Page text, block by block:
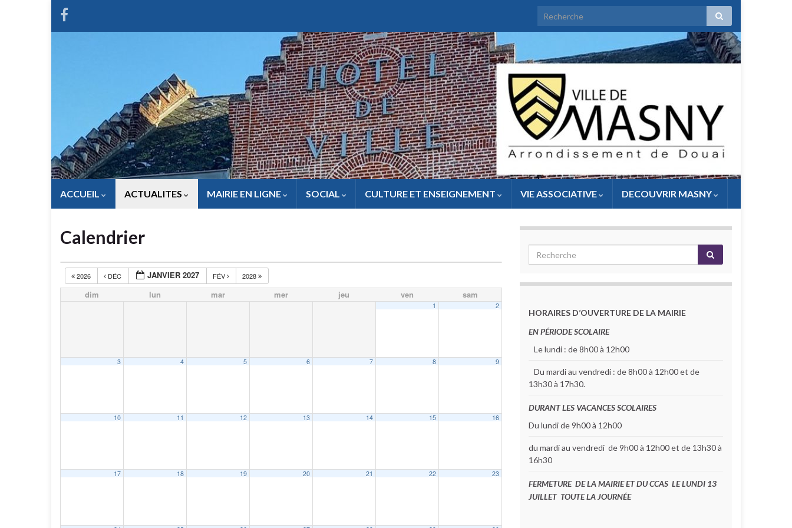
ACCUEIL ACTUALITES MAIRIE EN LIGNE SOCIAL CULTURE ET ENSEIGNEMENT VIE ASSOCIATIVE DECOUVRIR MASNY
Calendrier
2026 DÉC JANVIER 2027 FÉV 2028
dim lun mar mer jeu ven sam
1 2
3 4 5 6 7 8 9
10 11 12 13 14 15 16
17 18 19 20 21 22 23
HORAIRES D’OUVERTURE DE LA MAIRIE
EN PÉRIODE SCOLAIRE
Le lundi : de 8h00 à 12h00
Du mardi au vendredi : de 8h00 à 12h00 et de
13h30 à 17h30.
DURANT LES VACANCES SCOLAIRES
Du lundi de 9h00 à 12h00
du mardi au vendredi de 9h00 à 12h00 et de 13h30 à
16h30
FERMETURE DE LA MAIRIE ET DU CCAS LE LUNDI 13
JUILLET TOUTE LA JOURNÉE